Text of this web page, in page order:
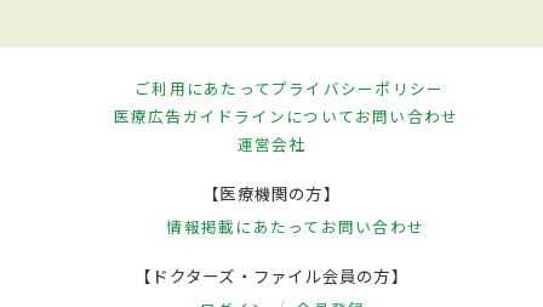
ご利用にあたってプライバシーポリシー
医療広告ガイドラインについてお問い合わせ
運営会社
【医療機関の方】
情報掲載にあたって お問い合わせ
【ドクターズ・ファイル会員の方】